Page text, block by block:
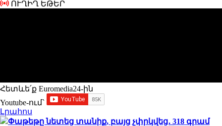
ՈՒՂԻՂ ԵԹԵՐ
Հետևե՛ք Euromedia24-ին
Youtube-ում`
Լրահոս
Փաթեթը նետեց տանիք, բայց չփրկվեց․ 318 գրամ